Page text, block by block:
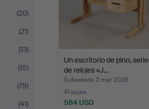
(20)
(21)
(13)
(15)
(79)
(41)
Un escritorio de pino, serie
de relojes «J…
Subastado 2 mar 2026
41 pujas
584 USD